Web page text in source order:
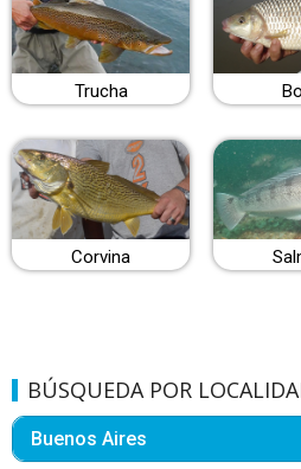
Trucha
Corvina
BÚSQUEDA POR
Buenos Aires